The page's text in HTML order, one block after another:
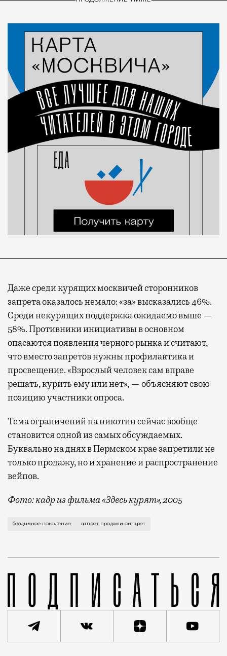
Даже среди курящих москвичей сторонников
запрета оказалось немало: «за» высказались 46%.
Среди некурящих поддержка ожидаемо выше —
58%. Противники инициативы в основном
опасаются появления черного рынка и считают,
что вместо запретов нужны профилактика и
просвещение. «Взрослый человек сам вправе
решать, курить ему или нет», — объясняют свою
позицию участники опроса.
Тема ограничений на никотин сейчас вообще
становится одной из самых обсуждаемых.
Буквально на днях в Пермском крае запретили не
только продажу, но и хранение и распространение
вейпов.
Фото: кадр из фильма «Здесь курят», 2005
Вслед за Великобританией, где парламент
бездымное поколение запрет продажи сигарет